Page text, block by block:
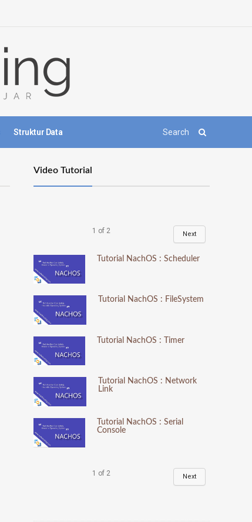
Struktur Data
Video Tutorial
1 of 2 Next
Tutorial NachOS : Scheduler
Tutorial NachOS : FileSystem
Tutorial NachOS : Timer
Tutorial NachOS : Network
Link
Tutorial NachOS : Serial
Console
1 of 2 Next